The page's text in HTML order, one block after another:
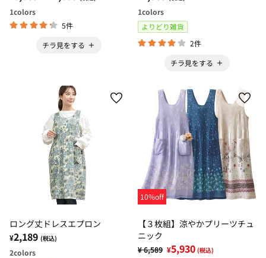
1colors
5件
チラ見をする
1colors
よりどり雑貨
2件
チラ見をする
ロング丈ドレスエプロン
¥2,189 (税込)
2colors
10%off
【３枚組】涼やかプリーツチュ
ニック
¥ 6,589 ¥5,930 (税込)